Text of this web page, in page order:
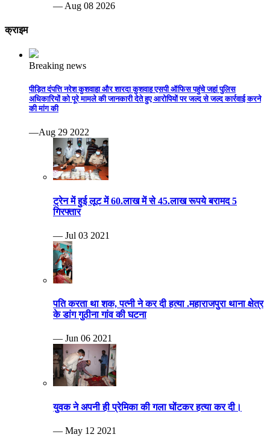
— Aug 08 2026
क्राइम
Breaking news
पीड़ित दंपत्ति नरेश कुशवाहा और शारदा कुशवाह एसपी ऑफिस पहुंचे जहां पुलिस
अधिकारियों को पूरे मामले की जानकारी देते हुए आरोपियों पर जल्द से जल्द कार्रवाई करने
की मांग की
—Aug 29 2022
ट्रेन में हुई लूट में 60.लाख में से 45.लाख रूपये बरामद 5
गिरफ्तार
— Jul 03 2021
पति करता था शक, पत्नी ने कर दी हत्या .महाराजपुरा थाना क्षेत्र
के डांग गुठीना गांव की घटना
— Jun 06 2021
युवक ने अपनी ही प्रेमिका की गला घोंटकर हत्या कर दी।
— May 12 2021